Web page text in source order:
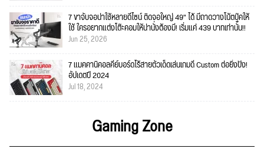
7 ขาจับจอน่าใช้หลายดีไซน์ ติดจอใหญ่ 49" ได้ มีถาดวางโน้ตบุ๊คให้
ใช้ ใครอยากแต่งโต๊ะคอมให้น่านั่งต้องมี! เริ่มแค่ 439 บาทเท่านั้น!!
Jun 25, 2026
7 แมคคานิคอลคีย์บอร์ดไร้สายตัวเด็ดเล่นเกมดี Custom ต่อยิ่งปัง!
อัปเดตปี 2024
Jul 18, 2024
Gaming Zone